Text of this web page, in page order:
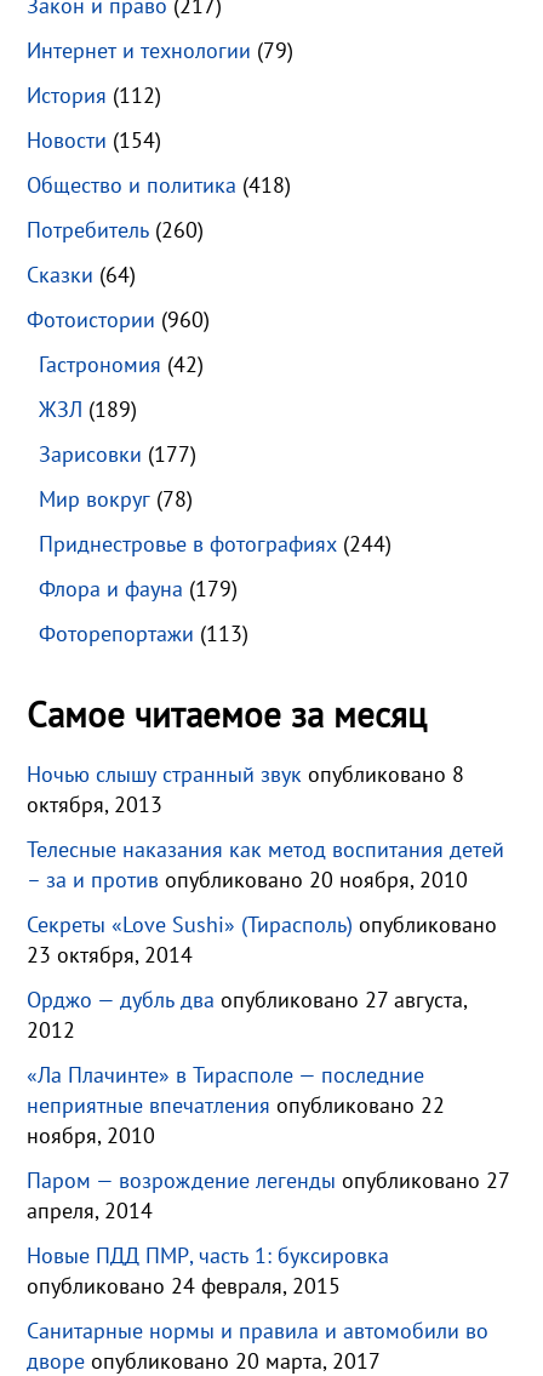
Закон и право (217)
Интернет и технологии (79)
История (112)
Новости (154)
Общество и политика (418)
Потребитель (260)
Сказки (64)
Фотоистории (960)
Гастрономия (42)
ЖЗЛ (189)
Зарисовки (177)
Мир вокруг (78)
Приднестровье в фотографиях (244)
Флора и фауна (179)
Фоторепортажи (113)
Самое читаемое за месяц
Ночью слышу странный звук опубликовано 8
октября, 2013
Телесные наказания как метод воспитания детей
– за и против опубликовано 20 ноября, 2010
Секреты «Love Sushi» (Тирасполь) опубликовано
23 октября, 2014
Орджо — дубль два опубликовано 27 августа,
2012
«Ла Плачинте» в Тирасполе — последние
неприятные впечатления опубликовано 22
ноября, 2010
Паром — возрождение легенды опубликовано 27
апреля, 2014
Новые ПДД ПМР, часть 1: буксировка
опубликовано 24 февраля, 2015
Санитарные нормы и правила и автомобили во
дворе опубликовано 20 марта, 2017